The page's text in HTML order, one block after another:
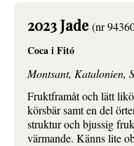
2023 Jade (nr
Coca i Fitó
Montsant, Katalonien,
Fruktframåt och lätt
körsbär samt en del
struktur och bjussig
värmande. Känns lite